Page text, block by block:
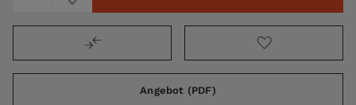
Angebot (PDF)